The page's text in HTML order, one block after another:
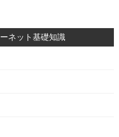
ネット基礎知識